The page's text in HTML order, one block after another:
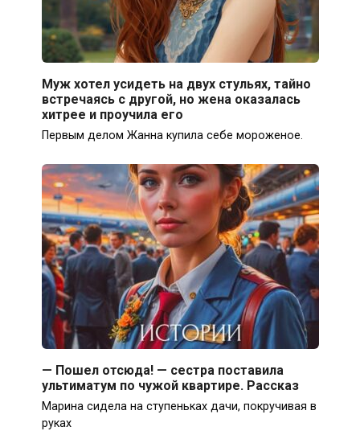
Муж хотел усидеть на двух стульях, тайно
встречаясь с другой, но жена оказалась
хитрее и проучила его
Первым делом Жанна купила себе мороженое.
— Пошел отсюда! — сестра поставила
ультиматум по чужой квартире. Рассказ
Марина сидела на ступеньках дачи, покручивая в
руках